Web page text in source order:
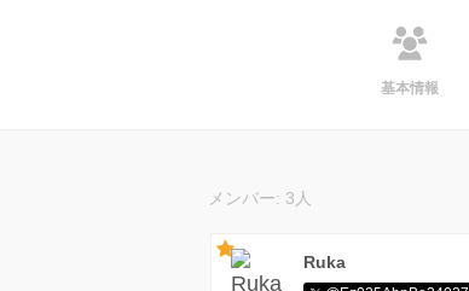
基本情報
メンバー: 3人
Ruka